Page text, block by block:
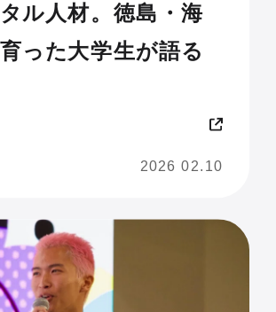
ル人材。徳島・海
った大学生が語る
2026 02.10